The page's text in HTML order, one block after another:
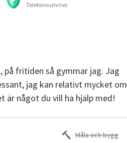
Telefonnummer
på fritiden så gymmar jag. Jag
jag kan relativt mycket om
är något du vill ha hjälp med!
Måla och bygg